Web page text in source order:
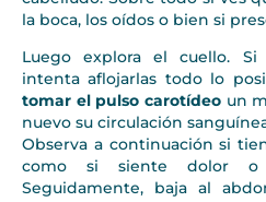
la boca, los oídos o bien si
Luego explora el cuello. Si
intenta aflojarlas todo lo
tomar el pulso carotídeoun
nuevo su circulación
Observa a continuación si
como si siente dolor o
Seguidamente, baja al